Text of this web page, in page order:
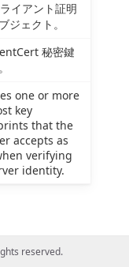
イアント証明
ジェクト。
秘密鍵
one or more
key
that the
accepts as
verifying
identity.
reserved.